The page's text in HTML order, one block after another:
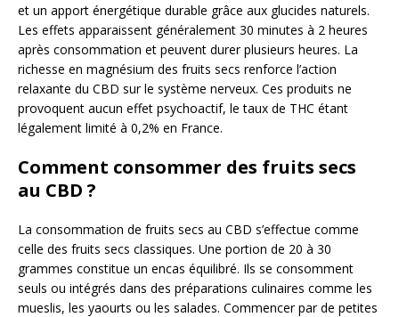
et un apport énergétique durable grâce aux glucides naturels.
Les effets apparaissent généralement 30 minutes à 2 heures
après consommation et peuvent durer plusieurs heures. La
richesse en magnésium des fruits secs renforce l’action
relaxante du CBD sur le système nerveux. Ces produits ne
provoquent aucun effet psychoactif, le taux de THC étant
légalement limité à 0,2% en France.
Comment consommer des fruits secs
au CBD ?
La consommation de fruits secs au CBD s’effectue comme
celle des fruits secs classiques. Une portion de 20 à 30
grammes constitue un encas équilibré. Ils se consomment
seuls ou intégrés dans des préparations culinaires comme les
mueslis, les yaourts ou les salades. Commencer par de petites